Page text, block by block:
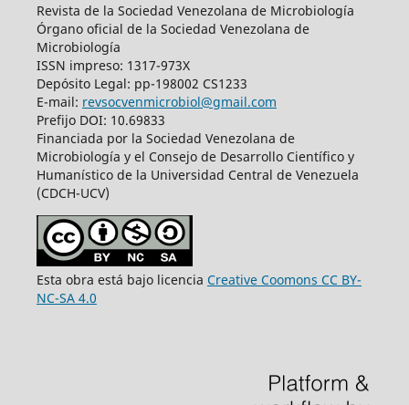
Revista de la Sociedad Venezolana de Microbiología
Órgano oficial de la Sociedad Venezolana de
Microbiología
ISSN impreso: 1317-973X
Depósito Legal: pp-198002 CS1233
E-mail: revsocvenmicrobiol@gmail.com
Prefijo DOI: 10.69833
Financiada por la Sociedad Venezolana de
Microbiología y el Consejo de Desarrollo Científico y
Humanístico de la Universidad Central de Venezuela
(CDCH-UCV)
Esta obra está bajo licencia Creative Coomons CC BY-
NC-SA 4.0